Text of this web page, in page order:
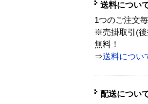
送料につい
1つのご注文
※売掛取引(後
無料！
⇒送料につい
配送につい